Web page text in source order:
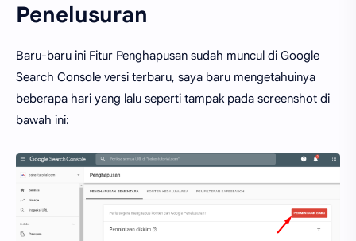
Penelusuran
Baru-baru ini Fitur Penghapusan sudah muncul di Google
Search Console versi terbaru, saya baru mengetahuinya
beberapa hari yang lalu seperti tampak pada screenshot di
bawah ini: